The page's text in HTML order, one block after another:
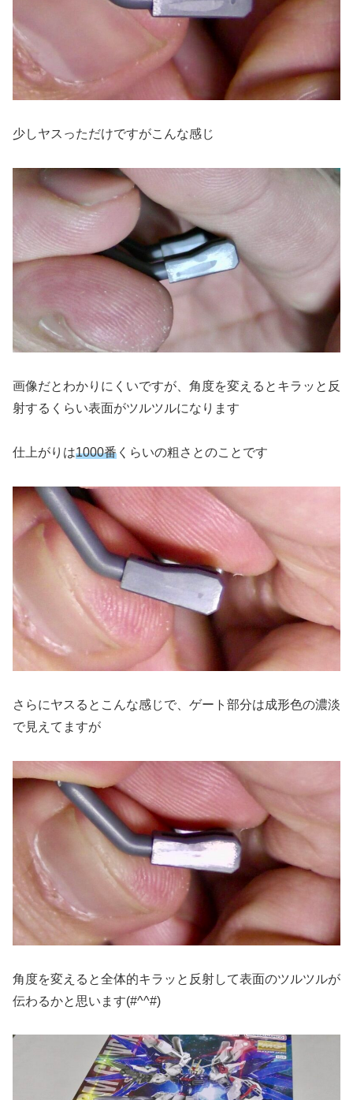
少しヤスっただけですがこんな感じ
画像だとわかりにくいですが、角度を変えるとキラッと反
射するくらい表面がツルツルになります
仕上がりは1000番 くらいの粗さとのことです
さらにヤスるとこんな感じで、ゲート部分は成形色の濃淡
で見えてますが
角度を変えると全体的キラッと反射して表面のツルツルが
伝わるかと思います(#^^#)